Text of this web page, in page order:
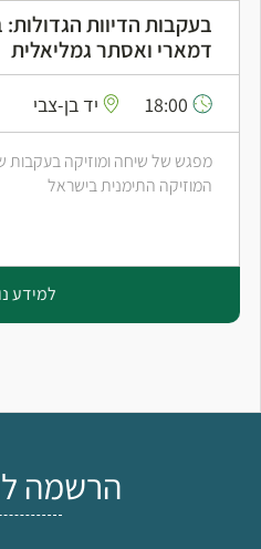
בעקבות הדיוות
דמארי ואסתר גמליאלית
18:00 יד בן-צבי
מפגש של שיחה ומוזיקה בעקבות
המוזיקה התימנית בישראל
למידע
הרשמה